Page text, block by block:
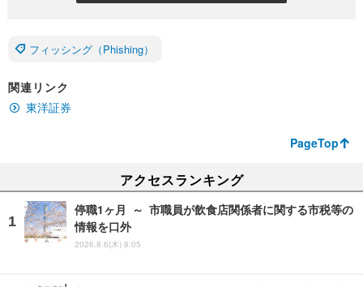
フィッシング（Phishing）
関連リンク
東洋証券
PageTop
アクセスランキング
停職1ヶ月 ～ 市職員が飲食店関係者に関する市税等の
情報を口外
2026.8.6(木) 8:05